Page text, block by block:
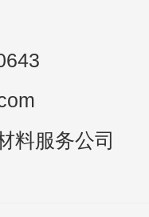
料服务公司